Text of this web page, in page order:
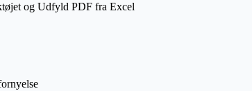
og Udfyld PDF fra Excel